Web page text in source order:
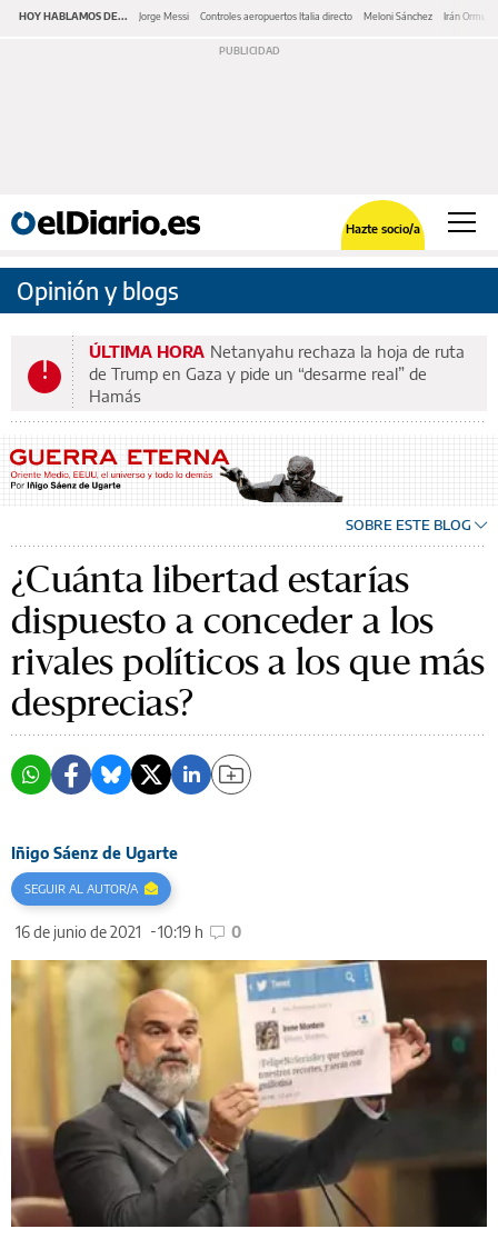
HOY HABLAMOS DE... Jorge Messi Controles aeropuertos Italia directo Meloni Sánchez Irán Ormuz
Hazte socio/a
Opinión y blogs
ÚLTIMA HORA Netanyahu rechaza la hoja de ruta
de Trump en Gaza y pide un “desarme real” de
Hamás
SOBRE ESTE BLOG
¿Cuánta libertad estarías
dispuesto a conceder a los
rivales políticos a los que más
desprecias?
Iñigo Sáenz de Ugarte
16 de junio de 2021 10:19 h 0
SEGUIR AL AUTOR/A